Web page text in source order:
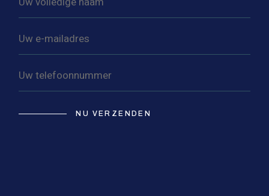
NU VERZENDEN